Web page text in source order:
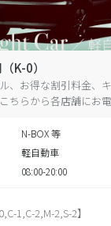
K-0）
、お得な割引料金、
ちらから各店舗にお電
N-BOX 等
軽自動車
08:00-20:00
1,C-2,M-2,S-2】